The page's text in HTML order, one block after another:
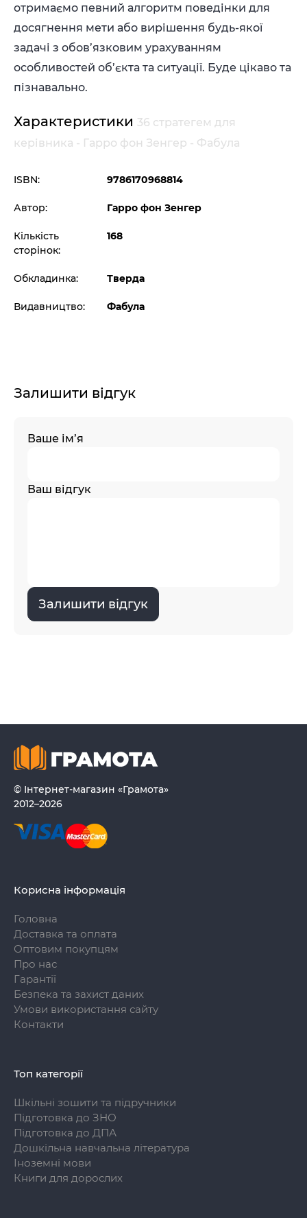
отримаємо певний алгоритм поведінки для
досягнення мети або вирішення будь-якої
задачі з обов’язковим урахуванням
особливостей об’єкта та ситуації. Буде цікаво та
пізнавально.
Характеристики 36 стратегем для
керівника - Гарро фон Зенгер - Фабула
ISBN: 9786170968814
Автор: Гарро фон Зенгер
Кількість
сторінок:
168
Обкладинка: Тверда
Видавництво: Фабула
Залишити відгук
Ваше ім’я
Ваш відгук
Залишити відгук
© Інтернет-магазин «Грамота»
2012–2026
Корисна інформація
Головна
Доставка та оплата
Оптовим покупцям
Про нас
Гарантії
Безпека та захист даних
Умови використання сайту
Контакти
Топ категорії
Шкільні зошити та підручники
Підготовка до ЗНО
Підготовка до ДПА
Дошкільна навчальна література
Іноземні мови
Книги для дорослих